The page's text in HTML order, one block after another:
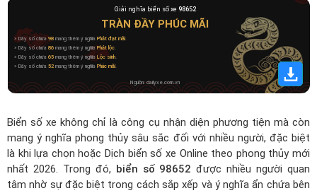
Giải nghĩa biển số xe 98652
TRÀN ĐẦY PHÚC MÃI
» Dãy số chứa98 mang thêm ý nghĩa Phát đạt mãi.
» Dãy số chứa 86 mang thêm ý nghĩaPhát lộc.
» Dãy số chứa 65 mang thêm ý nghĩaLộc sinh.
» Dãy số chứa 52 mang thêm ý nghĩa Phúc mãi.
Nguồn: dailyxe.com.vn
Biển số xe không chỉ là công cụ nhận diện phương tiện mà còn
mang ý nghĩa phong thủy sâu sắc đối với nhiều người, đặc biệt
là khi lựa chọn hoặcDịch biển số xe Online theo phong thủy mới
nhất 2026. Trong đó, biển số 98652 được nhiều người quan
tâm nhờ sự đặc biệt trong cách sắp xếp và ý nghĩa ẩn chứa bên